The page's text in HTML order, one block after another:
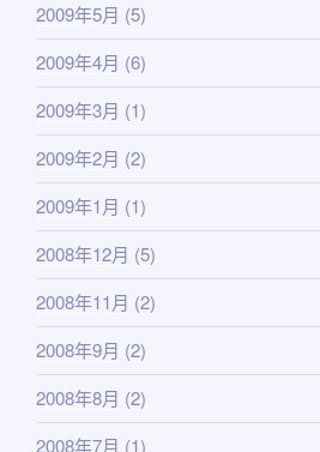
2009年5月 (5)
2009年4月 (6)
2009年3月 (1)
2009年2月 (2)
2009年1月 (1)
2008年12月 (5)
2008年11月 (2)
2008年9月 (2)
2008年8月 (2)
2008年7月 (1)